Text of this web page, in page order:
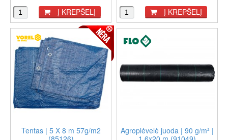
Į KREPŠELĮ Į KREPŠELĮ
Tentas | 5 X 8 m 57g/m2
Agroplėvelė juoda | 90 g/m² |